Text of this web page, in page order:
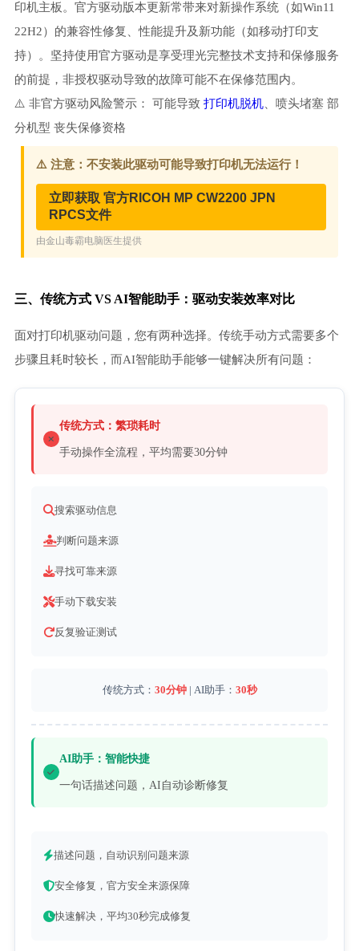
印机主板。官方驱动版本更新常带来对新操作系统（如Win11
22H2）的兼容性修复、性能提升及新功能（如移动打印支
持）。坚持使用官方驱动是享受理光完整技术支持和保修服务
的前提，非授权驱动导致的故障可能不在保修范围内。
⚠️ 非官方驱动风险警示： 可能导致 打印机脱机、喷头堵塞 部
分机型 丧失保修资格
三、传统方式 VS AI智能助手：驱动安装效率对比
面对打印机驱动问题，您有两种选择。传统手动方式需要多个
步骤且耗时较长，而AI智能助手能够一键解决所有问题：
传统方式：繁琐耗时
手动操作全流程，平均需要30分钟
搜索驱动信息
判断问题来源
寻找可靠来源
手动下载安装
反复验证测试
传统方式： 30分钟| AI助手： 30秒
AI助手：智能快捷
一句话描述问题，AI自动诊断修复
描述问题，自动识别问题来源
安全修复，官方安全来源保障
快速解决，平均30秒完成修复